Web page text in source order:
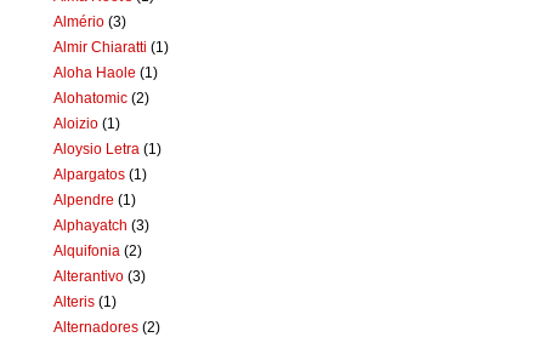
Almério (3)
Almir Chiaratti (1)
Aloha Haole (1)
Alohatomic (2)
Aloizio (1)
Aloysio Letra (1)
Alpargatos (1)
Alpendre (1)
Alphayatch (3)
Alquifonia (2)
Alterantivo (3)
Alteris (1)
Alternadores (2)